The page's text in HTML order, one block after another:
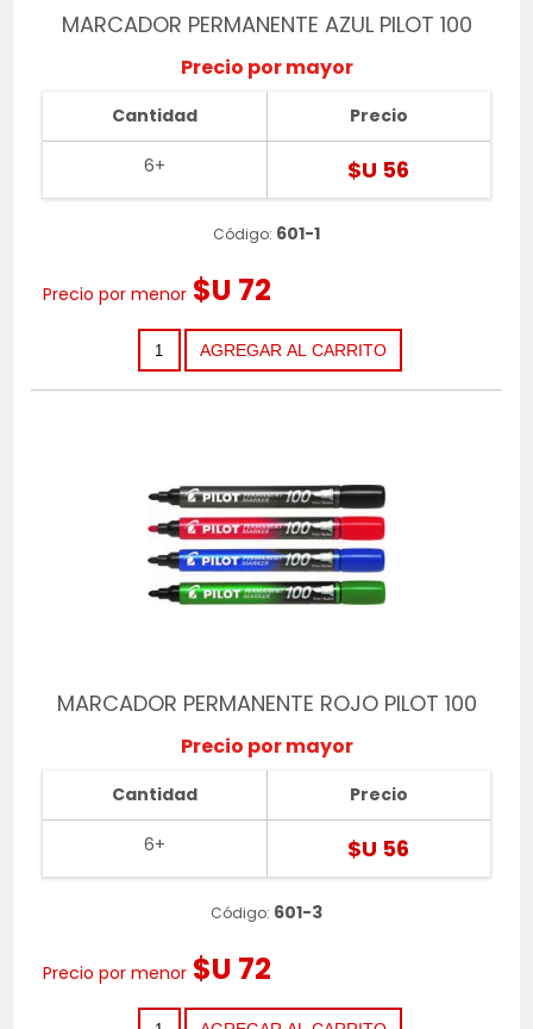
MARCADOR PERMANENTE AZUL PILOT 100
Precio por mayor
Cantidad
6+
Precio
$U 56
Código: 601-1
Precio por menor $U 72
MARCADOR PERMANENTE ROJO PILOT 100
Precio por mayor
Cantidad
6+
Precio
$U 56
Código: 601-3
Precio por menor $U 72